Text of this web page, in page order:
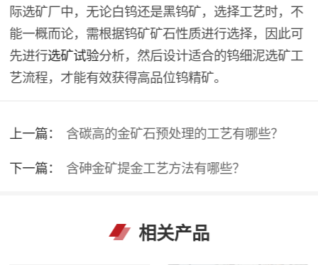
际选矿厂中，无论白钨还是黑钨矿，选择工艺时，不
能一概而论，需根据钨矿矿石性质进行选择，因此可
先进行选矿试验分析，然后设计适合的钨细泥选矿工
艺流程，才能有效获得高品位钨精矿。
上一篇：
含碳高的金矿石预处理的工艺有哪些？
下一篇：
含砷金矿提金工艺方法有哪些？
相关产品